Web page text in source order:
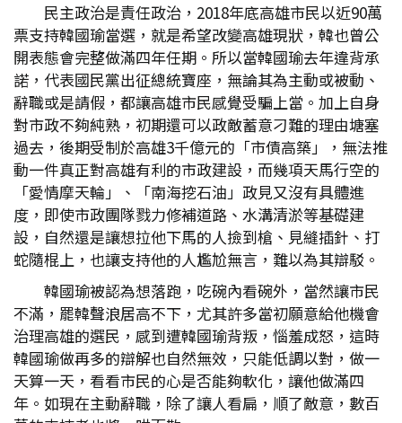
民主政治是責任政治，2018年底高雄市民以近90萬
票支持韓國瑜當選，就是希望改變高雄現狀，韓也曾公
開表態會完整做滿四年任期。所以當韓國瑜去年違背承
諾，代表國民黨出征總統寶座，無論其為主動或被動、
辭職或是請假，都讓高雄市民感覺受騙上當。加上自身
對市政不夠純熟，初期還可以政敵蓄意刁難的理由塘塞
過去，後期受制於高雄3千億元的「市債高築」，無法推
動一件真正對高雄有利的市政建設，而幾項天馬行空的
「愛情摩天輪」、「南海挖石油」政見又沒有具體進
度，即使市政團隊戮力修補道路、水溝清淤等基礎建
設，自然還是讓想拉他下馬的人撿到槍、見縫插針、打
蛇隨棍上，也讓支持他的人尷尬無言，難以為其辯駁。
韓國瑜被認為想落跑，吃碗內看碗外，當然讓市民
不滿，罷韓聲浪居高不下，尤其許多當初願意給他機會
治理高雄的選民，感到遭韓國瑜背叛，惱羞成怒，這時
韓國瑜做再多的辯解也自然無效，只能低調以對，做一
天算一天，看看市民的心是否能夠軟化，讓他做滿四
年。如現在主動辭職，除了讓人看扁，順了敵意，數百